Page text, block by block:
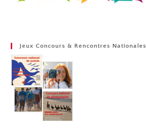
Jeux Concours & Rencontres Nationales